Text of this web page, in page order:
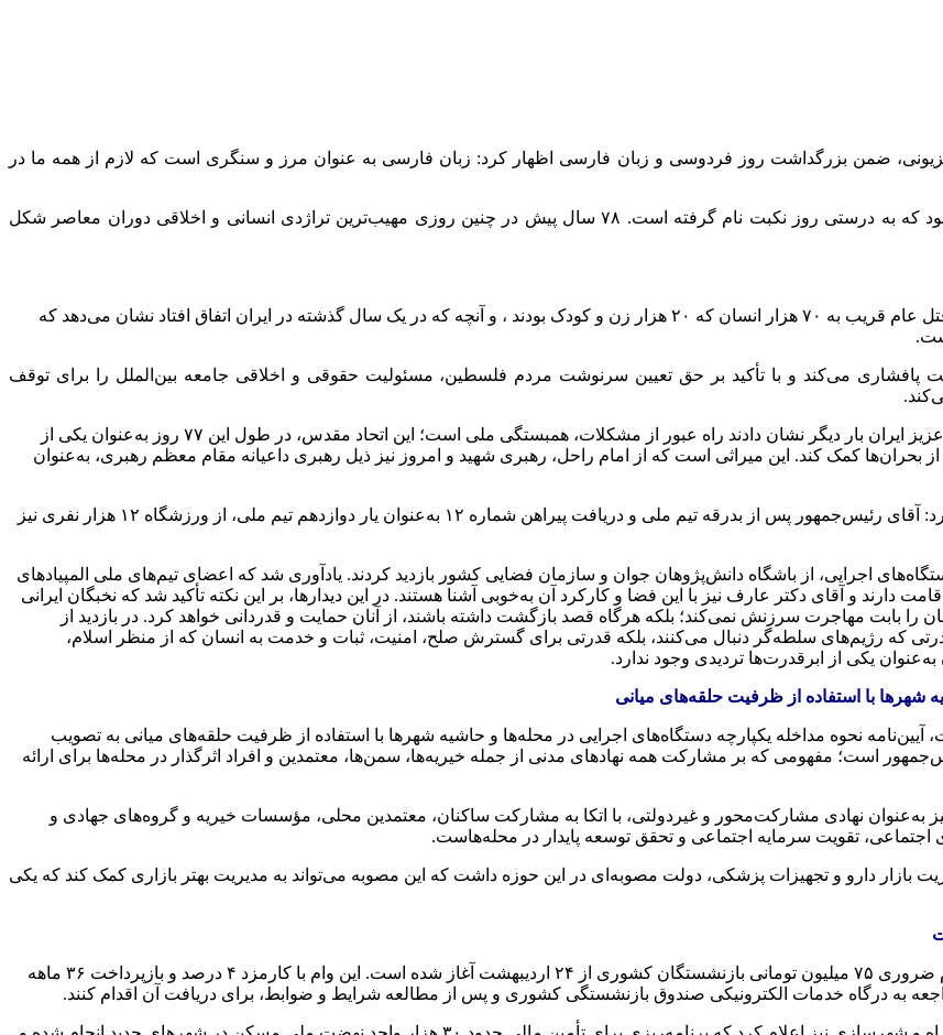
ضمن بزرگداشت روز فردوسی و زبان فارسی اظهار کرد: زبان فارسی به عنوان مرز و سنگری است که لازم از همه ما در
وی افزود: روز گذشته روز تحمیل موجودیت رژیم صهیونیستی بر منطقه بود که به درستی روز نکبت نام گرفته است. ۷۸ سال پیش در چنین روزی مهیب‌ترین تراژدی انسانی و اخلاقی دوران معاصر شکل
سخنگوی دولت بیان کرد: آنچه که در چند سال گذشته در غزه اتفاق افتاد و قتل عام قریب به ۷۰ هزار انسان که ۲۰ هزار زن و کودک بودند ، و آنچه که در یک سال گذشته در ایران اتفاق افتاد نشان می‌دهد که
پافشاری می‌کند و با تأکید بر حق تعیین سرنوشت مردم فلسطین، مسئولیت حقوقی و اخلاقی جامعه بین‌الملل را برای توقف
وی با اشاره به ضرورت همبستگی در کشور، گفت: باید یادآور شد که مردم عزیز ایران بار دیگر نشان دادند راه عبور از مشکلات، همبستگی ملی است؛ این اتحاد مقدس، در طول این ۷۷ روز به‌عنوان یکی از
بحران‌ها کمک کند. این میراثی است که از امام راحل، رهبری شهید و امروز نیز ذیل رهبری داعیانه مقام معظم رهبری، به‌عنوان
مهاجرانی با اشاره به بازدید رئیس جمهور از ورزشگاه آزادی تهران تصریح کرد: آقای رئیس‌جمهور پس از بدرقه تیم ملی و دریافت پیراهن شماره ۱۲ به‌عنوان یار دوازدهم تیم ملی، از ورزشگاه ۱۲ هزار نفری نیز
اجرایی، از باشگاه دانش‌پژوهان جوان و سازمان فضایی کشور بازدید کردند. یادآوری شد که اعضای تیم‌های ملی المپیادهای
دارند و آقای دکتر عارف نیز با این فضا و کارکرد آن به‌خوبی آشنا هستند. در این دیدارها، بر این نکته تأکید شد که نخبگان ایرانی
بابت مهاجرت سرزنش نمی‌کند؛ بلکه هرگاه قصد بازگشت داشته باشند، از آنان حمایت و قدردانی خواهد کرد. در بازدید از
که رژیم‌های سلطه‌گر دنبال می‌کنند، بلکه قدرتی برای گسترش صلح، امنیت، ثبات و خدمت به انسان که از منظر اسلام،
یکی از ابرقدرت‌ها تردیدی وجود ندارد.
شهرها با استفاده از ظرفیت حلقه‌های میانی
نحوه مداخله یکپارچه دستگاه‌های اجرایی در محله‌ها و حاشیه شهرها با استفاده از ظرفیت حلقه‌های میانی به تصویب
است؛ مفهومی که بر مشارکت همه نهادهای مدنی از جمله خیریه‌ها، سمن‌ها، معتمدین و افراد اثرگذار در محله‌ها برای ارائه
به‌عنوان نهادی مشارکت‌محور و غیردولتی، با اتکا به مشارکت ساکنان، معتمدین محلی، مؤسسات خیریه و گروه‌های جهادی و
تقویت سرمایه اجتماعی و تحقق توسعه پایدار در محله‌هاست.
دارو و تجهیزات پزشکی، دولت مصوبه‌ای در این حوزه داشت که این مصوبه می‌تواند به مدیریت بهتر بازاری کمک کند که یکی
وی افزود : در حوزه تعاون، کار و رفاه اجتماعی نیز اعلام شد که ثبت‌نام وام ضروری ۷۵ میلیون تومانی بازنشستگان کشوری از ۲۴ اردیبهشت آغاز شده است. این وام با کارمزد ۴ درصد و بازپرداخت ۳۶ ماهه